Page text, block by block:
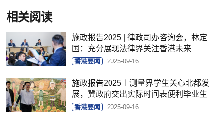
相关阅读
施政报告2025 | 律政司办咨询会，林定
国：充分展现法律界关注香港未来
香港要闻 2025-09-16
施政报告2025︱测量界学生关心北都发
展，冀政府交出实际时间表便利毕业生
香港要闻 2025-09-16